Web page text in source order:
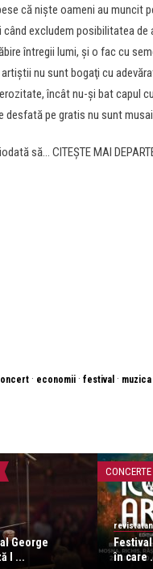
că nişte oameni au muncit
excludem posibilitatea
întregii lumi, şi o fac cu
nu sunt bogaţi cu
încât nu-şi bat capul
desfată pe gratis nu sunt
să… CITEȘTE MAI
· economii · festival · muzica
George
l ...
în care